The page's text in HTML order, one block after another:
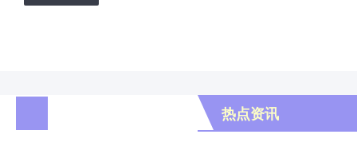
热点资讯